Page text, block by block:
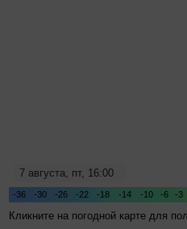
Кликните на погодной карте для